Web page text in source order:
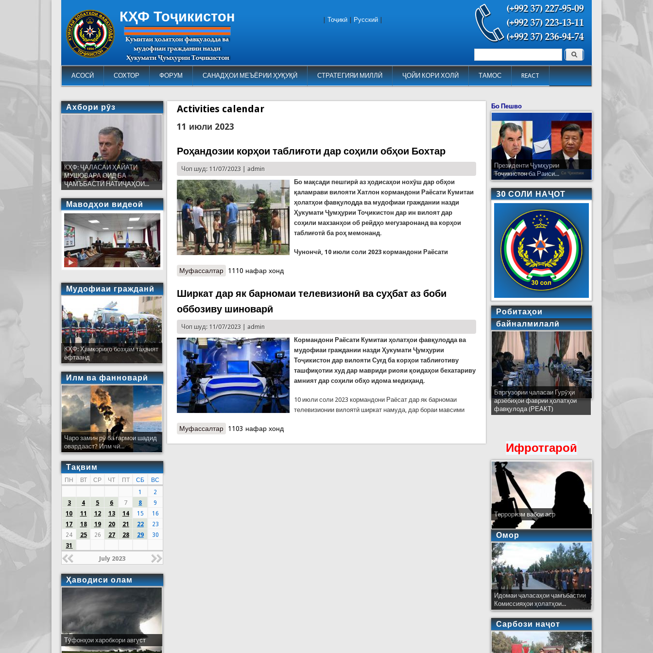
КҲФ Тоҷикистон
АСОСӢ СОХТОР ФОРУМ САНАДҲОИ МЕЪЁРИИ ҲУҚУҚӢ СТРАТЕГИЯИ МИЛЛӢ ҶОЙИ КОРИ ХОЛӢ ТАМОС REACT
Форма поиска Поиск
Тоҷикӣ Русский
Activities calendar
11 июли 2023
Роҳандозии корҳои таблиғоти дар соҳили обҳои Бохтар
Чоп шуд: 11/07/2023 | admin
Бо мақсади пешгирӣ аз ҳодисаҳои нохӯш дар обҳои
қаламрави вилояти Хатлон кормандони Раёсати Кумитаи
ҳолатҳои фавқулодда ва мудофиаи граждании назди
Ҳукумати Ҷумҳурии Тоҷикистон дар ин вилоят дар
соҳили махзанҳои об рейдҳо мегузаронанд ва корҳои
таблиғотӣ ба роҳ мемонанд.
Чунончӣ, 10 июли соли 2023 кормандони Раёсати
Муфассалтар о Роҳандозии корҳои таблиғоти дар соҳили обҳои Бохтар
1110 нафар хонд
Ширкат дар як барномаи телевизионӣ ва суҳбат аз боби
оббозиву шиноварӣ
Чоп шуд: 11/07/2023 | admin
Кормандони Раёсати Кумитаи ҳолатҳои фавқулодда ва
мудофиаи граждании назди Ҳукумати Ҷумҳурии
Тоҷикистон дар вилояти Суғд ба корҳои таблиғотиву
ташфиқотии худ дар мавриди риояи қоидаҳои бехатариву
амният дар соҳили обҳо идома медиҳанд.
10 июли соли 2023 кормандони Раёсат дар як барномаи
телевизионии вилоятӣ ширкат намуда, дар бораи мавсими
Муфассалтар о Ширкат дар як барномаи телевизионӣ ва суҳбат аз боби оббозиву шиноварӣ
1103 нафар хонд
Ахбори рӯз
КҲФ: ҶАЛАСАИ ҲАЙАТИ
МУШОВАРА ОИД БА
ҶАМЪБАСТИ НАТИҶАҲОИ...
Маводҳои видеоӣ
Мудофиаи гражданӣ
КҲФ: Ҳамкориҳо бозҳам тақвият
ёфтаанд
Илм ва фанноварӣ
Чаро замин рӯ ба гармои шадид
овардааст? Илм чӣ...
Тақвим
ПН ВТ СР ЧТ ПТ СБ
ВС
1
2
3
4 5 6 7 8
9
10
11 12 13 14 15
16
17
18 19 20 21 22
23
24
25 26 27 28 29
30
31
July 2023
Ҳаводиси олам
Тӯфонҳои харобкори август
Бо Пешво
Президенти Ҷумҳурии
Тоҷикистон ба Раиси...
30 СОЛИ НАҶОТ
Робитаҳои
байналмилалӣ
Баргузории ҷаласаи Гурӯҳи
арзёбиҳои фаврии ҳолатҳои
фавқулода (РЕАКТ)
Ширкати ҳайати Тоҷикистон дар
ҷаласаи идораҳои наҷоти
кишварҳои узви СҲШ дар
шаҳри Деҳлӣ
Ифротгароӣ
Терроризм вабои аср
Омор
Идомаи ҷаласаҳои ҷамъбастии
Комиссияҳои ҳолатҳои...
Сарбози наҷот